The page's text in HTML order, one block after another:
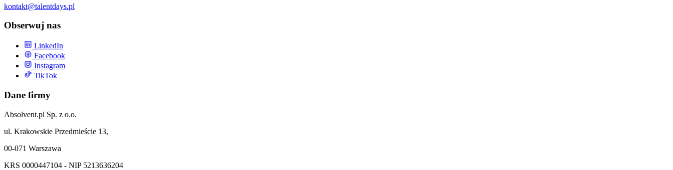
kontakt@talentdays.pl
Obserwuj nas
LinkedIn
Facebook
Instagram
TikTok
Dane firmy
Absolvent.pl Sp. z o.o.
ul. Krakowskie Przedmieście 13,
00-071 Warszawa
KRS 0000447104 - NIP 5213636204